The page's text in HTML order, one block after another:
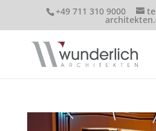
+49 711 310 9000